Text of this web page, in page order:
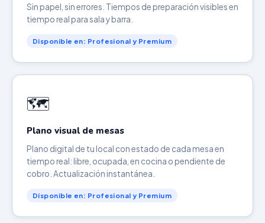
Sin papel, sin errores. Tiempos de preparación visibles en
tiempo real para sala y barra.
Disponible en: Profesional y Premium
🗺️
Plano visual de mesas
Plano digital de tu local con estado de cada mesa en
tiempo real: libre, ocupada, en cocina o pendiente de
cobro. Actualización instantánea.
Disponible en: Profesional y Premium